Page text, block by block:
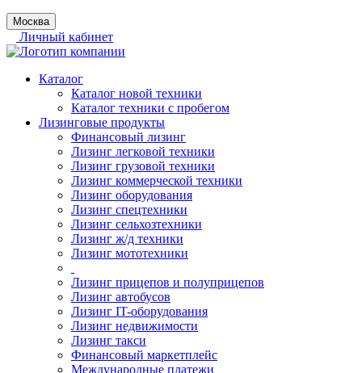
Москва
Личный кабинет
Каталог
Каталог новой техники
Каталог техники с пробегом
Лизинговые продукты
Финансовый лизинг
Лизинг легковой техники
Лизинг грузовой техники
Лизинг коммерческой техники
Лизинг оборудования
Лизинг спецтехники
Лизинг сельхозтехники
Лизинг ж/д техники
Лизинг мототехники
Лизинг прицепов и полуприцепов
Лизинг автобусов
Лизинг IT-оборудования
Лизинг недвижимости
Лизинг такси
Финансовый маркетплейс
Международные платежи